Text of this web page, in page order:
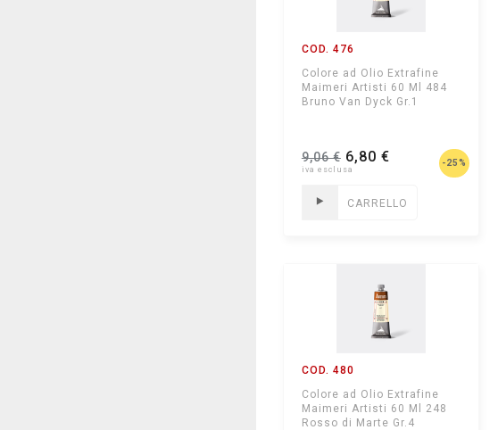
COD. 476
Colore ad Olio Extrafine
Maimeri Artisti 60 Ml 484
Bruno Van Dyck Gr.1
9,06 €6,80 € -25%
CARRELLO
COD. 480
Colore ad Olio Extrafine
Maimeri Artisti 60 Ml 248
Rosso di Marte Gr.4